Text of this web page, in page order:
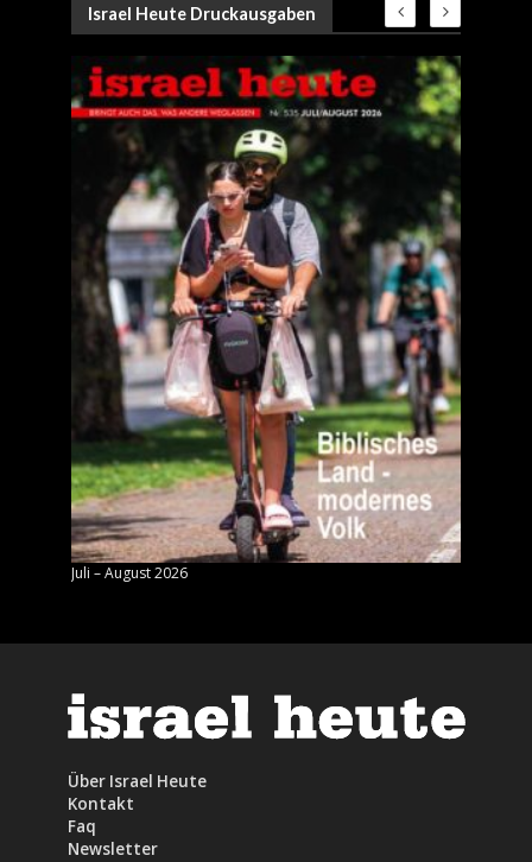
Israel Heute Druckausgaben
Juli – August 2026
Über Israel Heute
Kontakt
Faq
Newsletter